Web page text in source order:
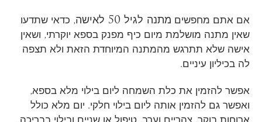
אם אתם מחפשים מתנה לגיל 50 לאישה
, כדאי שתדעו
שאין מתנה מושלמת מיום כיף מפנק בספא יוקרתי, ושאין
אישה שלא תתרגש מהמתנה המיוחדת הזאת ולא תצפה
לה בכיליון עיניים.
אפשר להזמין את כלת השמחה ליום בילוי מלא בספא,
ואפשר גם להזמין אותה ליום בילוי חלקי. יום מלא כולל